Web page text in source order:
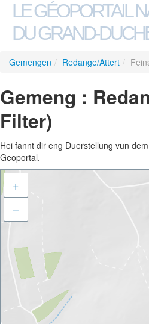
LE GÉOPORTAIL
DU GRAND-
Gemengen / Redange/Attert /
Gemeng :
Filter)
Hei fannt dir eng Duerstellung vun
Geoportal.
+
–